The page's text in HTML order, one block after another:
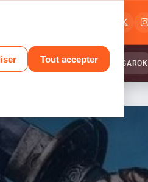
inscription
RELINK : ENDLESS RANGAROK
Tout accepter